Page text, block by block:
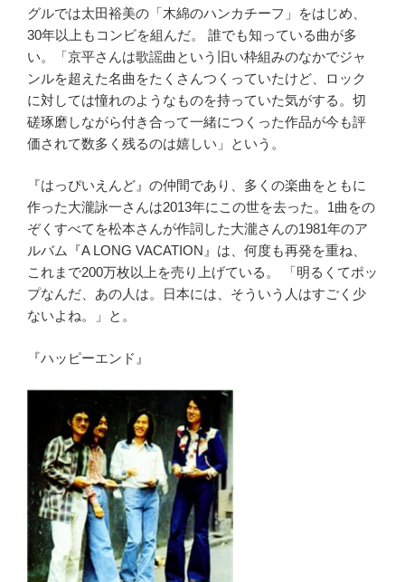
グルでは太田裕美の「木綿のハンカチーフ」をはじめ、
30年以上もコンビを組んだ。 誰でも知っている曲が多
い。「京平さんは歌謡曲という旧い枠組みのなかでジャ
ンルを超えた名曲をたくさんつくっていたけど、ロック
に対しては憧れのようなものを持っていた気がする。切
磋琢磨しながら付き合って一緒につくった作品が今も評
価されて数多く残るのは嬉しい」という。
『はっぴいえんど』の仲間であり、多くの楽曲をともに
作った大瀧詠一さんは2013年にこの世を去った。1曲をの
ぞくすべてを松本さんが作詞した大瀧さんの1981年のア
ルバム『A LONG VACATION』は、何度も再発を重ね、
これまで200万枚以上を売り上げている。 「明るくてポッ
プなんだ、あの人は。日本には、そういう人はすごく少
ないよね。」と。
『ハッピーエンド』